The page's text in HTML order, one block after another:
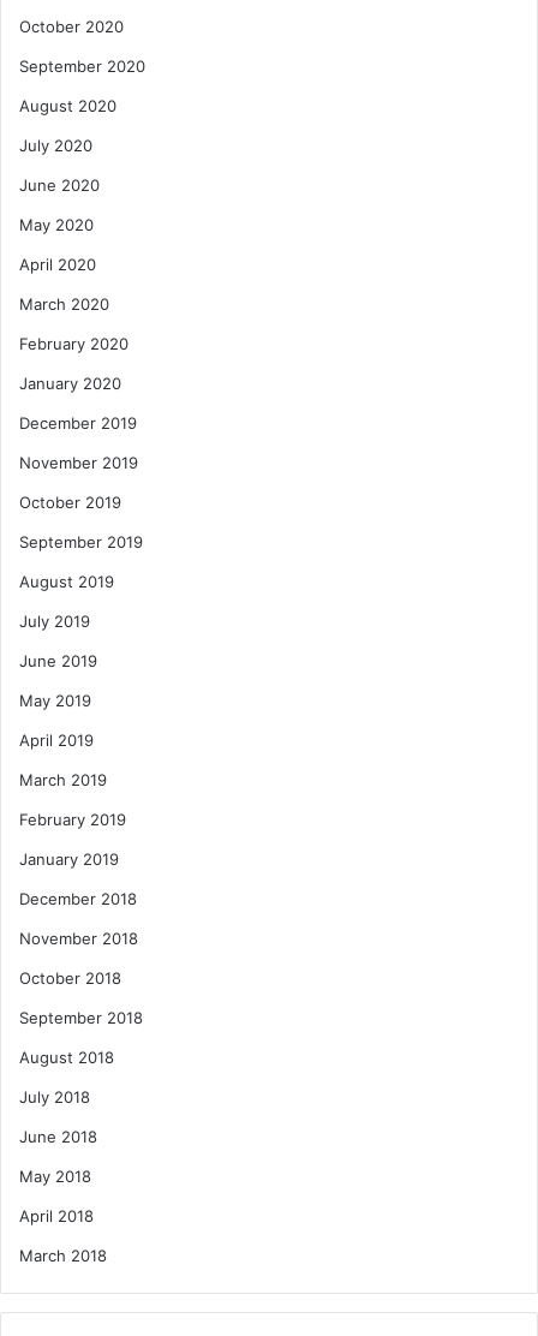
October 2020
September 2020
August 2020
July 2020
June 2020
May 2020
April 2020
March 2020
February 2020
January 2020
December 2019
November 2019
October 2019
September 2019
August 2019
July 2019
June 2019
May 2019
April 2019
March 2019
February 2019
January 2019
December 2018
November 2018
October 2018
September 2018
August 2018
July 2018
June 2018
May 2018
April 2018
March 2018